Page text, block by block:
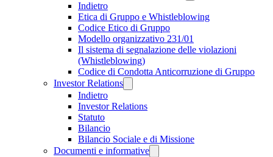
Indietro
Etica di Gruppo e Whistleblowing
Codice Etico di Gruppo
Modello organizzativo 231/01
Il sistema di segnalazione delle violazioni
(Whistleblowing)
Codice di Condotta Anticorruzione di Gruppo
Investor Relations
Indietro
Investor Relations
Statuto
Bilancio
Bilancio Sociale e di Missione
Documenti e informative